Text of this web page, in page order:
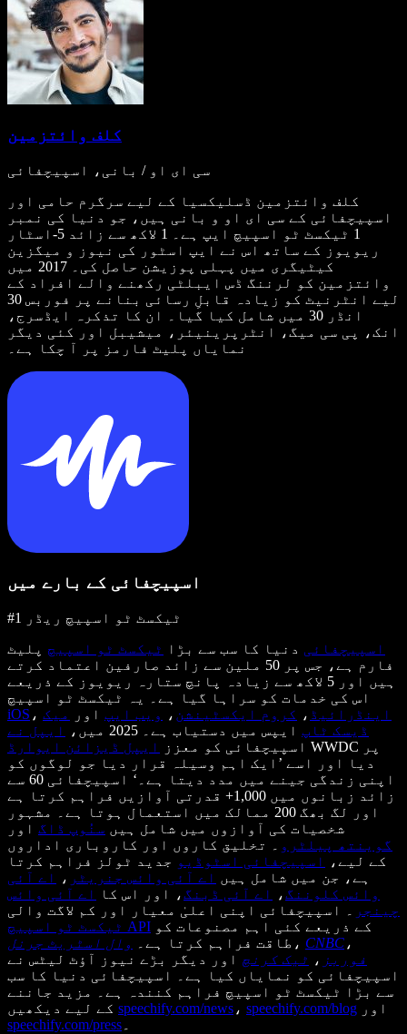
کلف وائتزمین
سی ای او / بانی، اسپیچفائی
کلف وائتزمین ڈسلیکسیا کے لیے سرگرم حامی اور
اسپیچفائی کے سی ای او و بانی ہیں، جو دنیا کی نمبر
1 ٹیکسٹ ٹو اسپیچ ایپ ہے۔ 1 لاکھ سے زائد 5-اسٹار
ریویوز کے ساتھ اس نے ایپ اسٹور کی نیوز و میگزین
کیٹیگری میں پہلی پوزیشن حاصل کی۔ 2017 میں
وائتزمین کو لرننگ ڈس ایبلٹی رکھنے والے افراد کے
لیے انٹرنیٹ کو زیادہ قابلِ رسائی بنانے پر فوربس 30
انڈر 30 میں شامل کیا گیا۔ ان کا تذکرہ ایڈسرج،
انک، پی سی میگ، انٹرپرینیئر، میشیبل اور کئی دیگر
نمایاں پلیٹ فارمز پر آ چکا ہے۔
اسپیچفائی کے بارے میں
#1 ٹیکسٹ ٹو اسپیچ ریڈر
اسپیچفائی دنیا کا سب سے بڑا ٹیکسٹ ٹو اسپیچ پلیٹ
فارم ہے، جس پر 50 ملین سے زائد صارفین اعتماد کرتے
ہیں اور 5 لاکھ سے زیادہ پانچ ستارہ ریویوز کے ذریعے
اس کی خدمات کو سراہا گیا ہے۔ یہ ٹیکسٹ ٹو اسپیچ
iOS ، اینڈرائیڈ ، کروم ایکسٹینشن ، ویب ایپ اور
میک
ڈیسک ٹاپ ایپس میں دستیاب ہے۔ 2025 میں،
ایپل نے
اسپیچفائی کو معزز
ایپل ڈیزائن ایوارڈ
WWDC پر
دیا اور اسے ’ایک اہم وسیلہ قرار دیا جو لوگوں کو
اپنی زندگی جینے میں مدد دیتا ہے۔‘ اسپیچفائی 60 سے
زائد زبانوں میں 1,000+ قدرتی آوازیں فراہم کرتا ہے
اور لگ بھگ 200 ممالک میں استعمال ہوتا ہے۔ مشہور
شخصیات کی آوازوں میں شامل ہیں سنُوپ ڈاگ اور
گوینتھ پیلٹرو
۔ تخلیق کاروں اور کاروباری اداروں
کے لیے،
اسپیچفائی اسٹوڈیو جدید ٹولز فراہم کرتا
ہے، جن میں شامل ہیں اے آئی وائس جنریٹر ،
اے آئی
وائس کلوننگ، اے آئی ڈبنگ، اور اس کا
اے آئی وائس
چینجر
۔ اسپیچفائی اپنی اعلیٰ معیار اور کم لاگت والی
ٹیکسٹ ٹو اسپیچ API
طاقت فراہم کرتا ہے۔
وال اسٹریٹ جرنل ، CNBC ،
فوربز ، ٹیک کرنچ اور دیگر بڑے نیوز آؤٹ لیٹس نے
اسپیچفائی کو نمایاں کیا ہے۔ اسپیچفائی دنیا کا سب
سے بڑا ٹیکسٹ ٹو اسپیچ فراہم کنندہ ہے۔ مزید جاننے
speechify.com/news ، speechify.com/blog اور
speechify.com/press